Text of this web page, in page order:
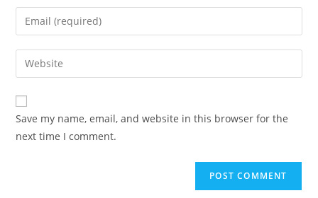
Save my name, email, and website in this browser for the
next time I comment.